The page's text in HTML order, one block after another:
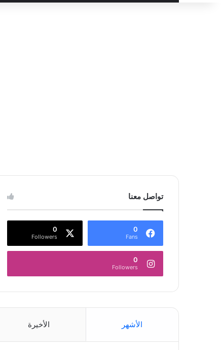
عن
تواصل معنا
0
Fans
0
Followers
0
Followers
الأشهر الأخيرة